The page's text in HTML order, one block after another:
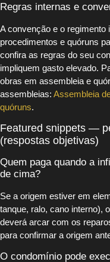
Regras internas e
A convenção e o regimento
procedimentos e quóruns
confira as regras do seu
impliquem gasto elevado.
obras em assembleia e
assembleias: Assembleia
quóruns.
Featured snippets —
(respostas objetivas)
Quem paga quando a
de cima?
Se a origem estiver em
tanque, ralo, cano interno),
deverá arcar com os
para confirmar a origem
O condomínio pode